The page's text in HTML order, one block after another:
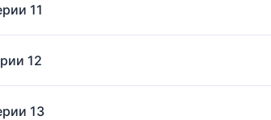
11
12
13